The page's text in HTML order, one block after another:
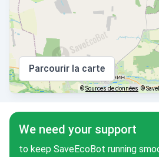
Parcourir la carte
©Sources de données ©
We need your support
to keep SaveEcoBot running